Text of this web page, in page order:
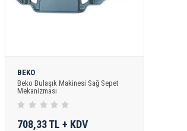
BEKO
Beko Bulaşık Makinesi Sağ Sepet
Mekanizması
708,33 TL + KDV